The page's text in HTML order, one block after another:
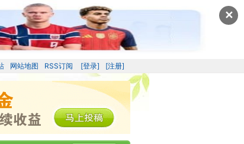
✕
网站地图 RSS订阅 [登录] [注册]